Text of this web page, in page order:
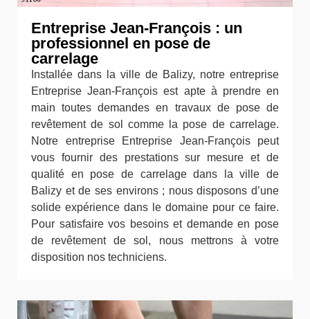
Entreprise Jean-François : un
professionnel en pose de
carrelage
Installée dans la ville de Balizy, notre entreprise
Entreprise Jean-François est apte à prendre en
main toutes demandes en travaux de pose de
revêtement de sol comme la pose de carrelage.
Notre entreprise Entreprise Jean-François peut
vous fournir des prestations sur mesure et de
qualité en pose de carrelage dans la ville de
Balizy et de ses environs ; nous disposons d’une
solide expérience dans le domaine pour ce faire.
Pour satisfaire vos besoins et demande en pose
de revêtement de sol, nous mettrons à votre
disposition nos techniciens.